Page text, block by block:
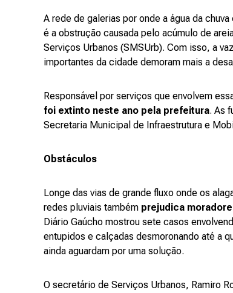
A rede de galerias por onde a água da
é a obstrução causada pelo acúmulo de
Serviços Urbanos (SMSUrb). Com isso, a
importantes da cidade demoram mais a
Responsável por serviços que envolvem
foi extinto neste ano pela prefeitura. As
Secretaria Municipal de Infraestrutura e
Obstáculos
Longe das vias de grande fluxo onde os
redes pluviais também prejudica
Diário Gaúcho mostrou sete casos
entupidos e calçadas desmoronando até a
ainda aguardam por uma solução.
O secretário de Serviços Urbanos, Ramiro